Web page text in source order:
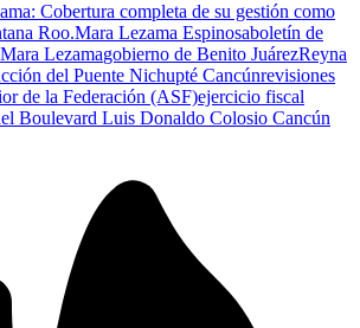
Cobertura completa de su gestión como
Roo.Mara Lezama Espinosaboletín de
Lezamagobierno de Benito JuárezReyna
del Puente Nichupté Cancúnrevisiones
de la Federación (ASF)ejercicio fiscal
Boulevard Luis Donaldo Colosio Cancún